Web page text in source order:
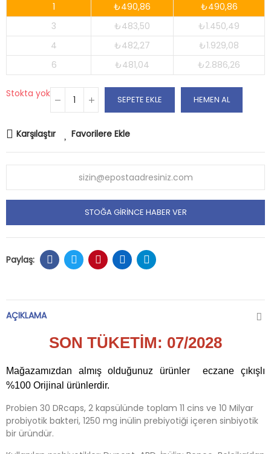
1
₺490,86
₺490,86
3
₺483,50
₺1.450,49
4
₺482,27
₺1.929,08
6
₺481,04 ₺2.886,26
Stokta yok
SEPETE EKLE HEMEN AL
Karşılaştır Favorilere Ekle
STOĞA GIRINCE HABER VER
AÇIKLAMA
SON TÜKETİM: 07/2028
Mağazamızdan almış olduğunuz ürünler eczane çıkışlı
%100 Orijinal ürünlerdir.
Probien 30 DRcaps, 2 kapsülünde toplam 11 cins ve 10 Milyar
probiyotik bakteri, 1250 mg inülin prebiyotiği içeren sinbiyotik
bir üründür.